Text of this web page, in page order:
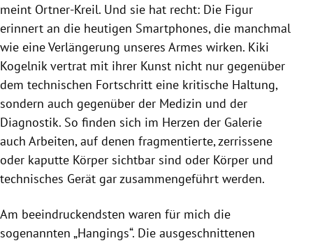
meint Ortner-Kreil. Und sie hat recht: Die Figur
erinnert an die heutigen Smartphones, die manchmal
wie eine Verlängerung unseres Armes wirken. Kiki
Kogelnik vertrat mit ihrer Kunst nicht nur gegenüber
dem technischen Fortschritt eine kritische Haltung,
sondern auch gegenüber der Medizin und der
Diagnostik. So finden sich im Herzen der Galerie
auch Arbeiten, auf denen fragmentierte, zerrissene
oder kaputte Körper sichtbar sind oder Körper und
technisches Gerät gar zusammengeführt werden.
Am beeindruckendsten waren für mich die
sogenannten „Hangings“. Die ausgeschnittenen